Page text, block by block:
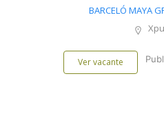
BARCELÓ MAYA
Ver vacante